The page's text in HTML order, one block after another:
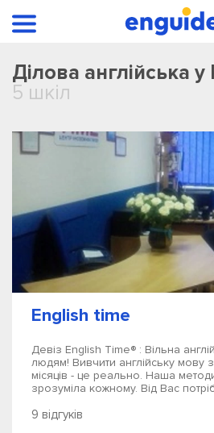
Ділова англійська
5 шкіл
English time
Девіз English Time® : Вільна
людям! Вивчити англійську мову
місяців - це реально. Наша
зрозуміла кожному. Від Вас
9 відгуків